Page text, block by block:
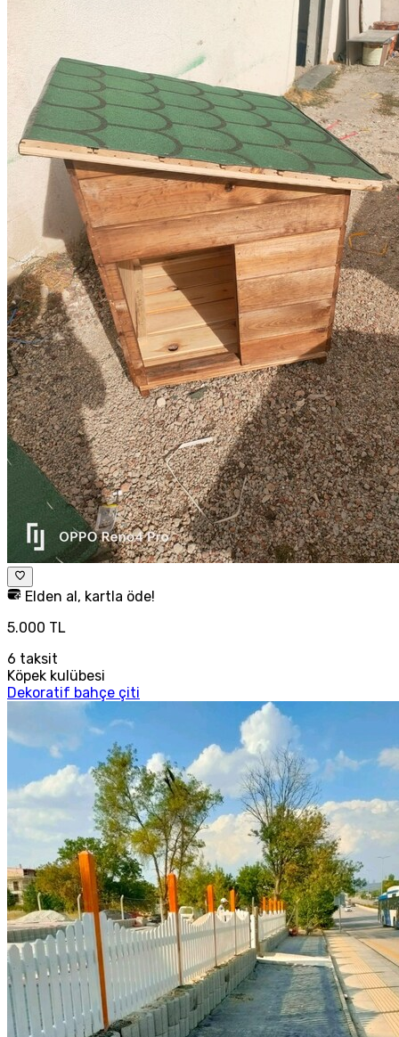
Elden al, kartla öde!
5.000 TL
6 taksit
Köpek kulübesi
Dekoratif bahçe çiti